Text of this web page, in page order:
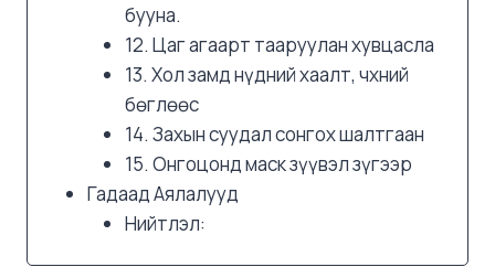
бууна.
12. Цаг агаарт тааруулан хувцасла
13. Хол замд нүдний хаалт, чхний
бөглөөс
14. Захын суудал сонгох шалтгаан
15. Онгоцонд маск зүүвэл зүгээр
Гадаад Аялалууд
Нийтлэл: